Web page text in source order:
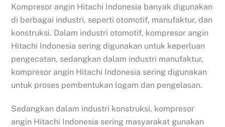
Kompresor angin Hitachi Indonesia banyak digunakan
di berbagai industri, seperti otomotif, manufaktur, dan
konstruksi. Dalam industri otomotif, kompresor angin
Hitachi Indonesia sering digunakan untuk keperluan
pengecatan, sedangkan dalam industri manufaktur,
kompresor angin Hitachi Indonesia sering digunakan
untuk proses pembentukan logam dan pengelasan.
Sedangkan dalam industri konstruksi, kompresor
angin Hitachi Indonesia sering masyarakat gunakan